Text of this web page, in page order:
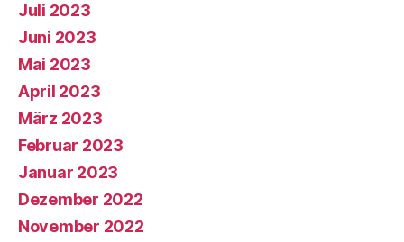
Juli 2023
Juni 2023
Mai 2023
April 2023
März 2023
Februar 2023
Januar 2023
Dezember 2022
November 2022